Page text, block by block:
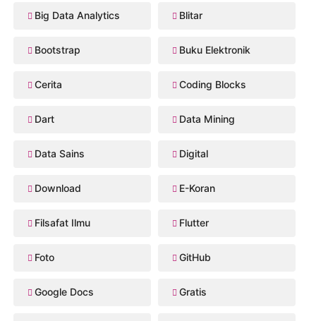
Big Data Analytics Blitar
Bootstrap Buku Elektronik
Cerita Coding Blocks
Dart Data Mining
Data Sains Digital
Download E-Koran
Filsafat Ilmu Flutter
Foto GitHub
Google Docs Gratis